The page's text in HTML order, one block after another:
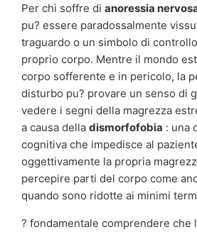
Per chi soffre di anoressia
pu? essere paradossalmente
traguardo o un simbolo di
proprio corpo. Mentre il mondo
corpo sofferente e in pericolo, la
disturbo pu? provare un senso di
vedere i segni della magrezza
a causa della dismorfofobia : una
cognitiva che impedisce al
oggettivamente la propria
percepire parti del corpo come
quando sono ridotte ai minimi
? fondamentale comprendere che